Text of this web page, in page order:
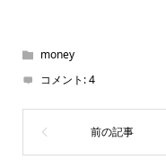
money
コメント:4